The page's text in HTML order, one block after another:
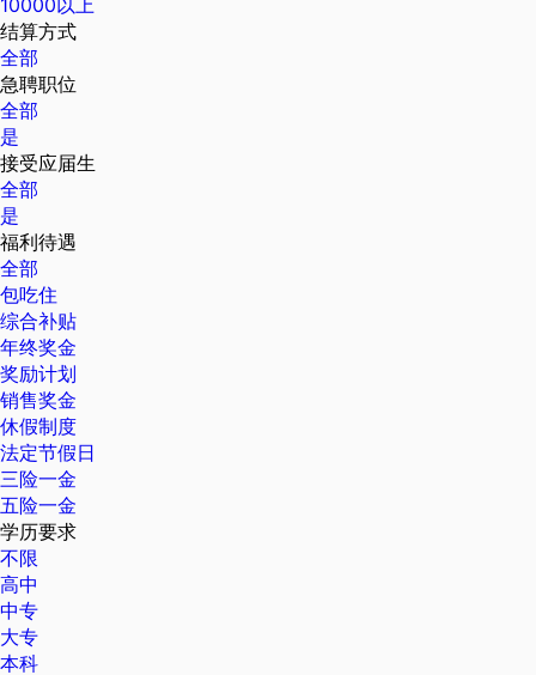
10000以上
结算方式
全部
急聘职位
全部
是
接受应届生
全部
是
福利待遇
全部
包吃住
综合补贴
年终奖金
奖励计划
销售奖金
休假制度
法定节假日
三险一金
五险一金
学历要求
不限
高中
中专
大专
本科